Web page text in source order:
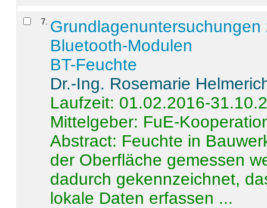
7
Bluetooth-Modulen
BT-Feuchte
Dr.-Ing. Rosemarie
Laufzeit: 01.02.2016-
Mittelgeber: FuE-
Abstract: Feuchte in
der Oberfläche gemessen
dadurch gekennzeichnet,
lokale Daten erfassen ...